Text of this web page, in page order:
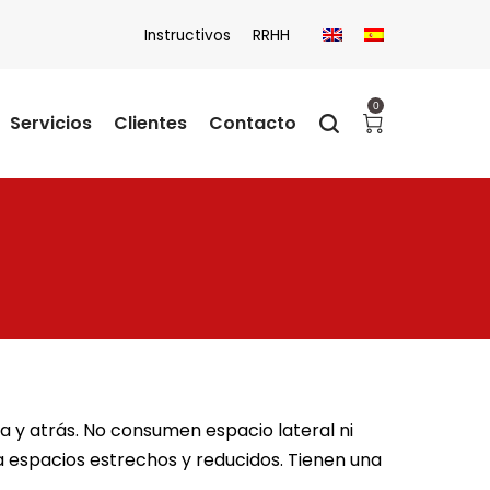
Instructivos RRHH
Servicios Clientes Contacto
0
y atrás. No consumen espacio lateral ni
estrechos y reducidos. Tienen una